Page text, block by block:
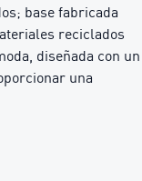
base fabricada
reciclados
diseñada con un
una